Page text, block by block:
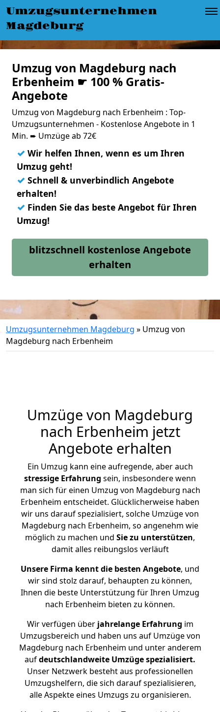
Umzugsunternehmen
Magdeburg
Umzug von Magdeburg nach
Erbenheim ☛ 100 % Gratis-
Angebote
Umzug von Magdeburg nach Erbenheim : Top-
Umzugsunternehmen - Kostenlose Angebote in 1
Min. ➨ Umzüge ab 72€
✓ Wir helfen Ihnen, wenn es um Ihren
Umzug geht!
✓ Schnell & unverbindlich Angebote
erhalten!
✓ Finden Sie das beste Angebot für Ihren
Umzug!
blitzschnell kostenlose Angebote
erhalten
Umzugsunternehmen Magdeburg » Umzug von
Magdeburg nach Erbenheim
Umzüge von Magdeburg
nach Erbenheim jetzt
Angebote erhalten
Ein Umzug kann eine aufregende, aber auch
stressige Erfahrung sein, insbesondere wenn
man sich für einen Umzug von Magdeburg nach
Erbenheim entscheidet. Glücklicherweise haben
wir uns darauf spezialisiert, solche Umzüge von
Magdeburg nach Erbenheim, so angenehm wie
möglich zu machen und Sie zu unterstützen,
damit alles reibungslos verläuft
Unsere Firma kennt die besten Angebote, und
wir sind stolz darauf, behaupten zu können,
Ihnen die beste Unterstützung für Ihren Umzug
nach Erbenheim bieten zu können.
Wir verfügen überjahrelange Erfahrung im
Umzugsbereich und haben uns auf Umzüge von
Magdeburg nach Erbenheim und unter anderem
aufdeutschlandweite Umzüge spezialisiert.
Unser Netzwerk besteht aus professionellen
Umzugshelfern, die sich darauf spezialisieren,
alle Aspekte eines Umzugs zu organisieren.